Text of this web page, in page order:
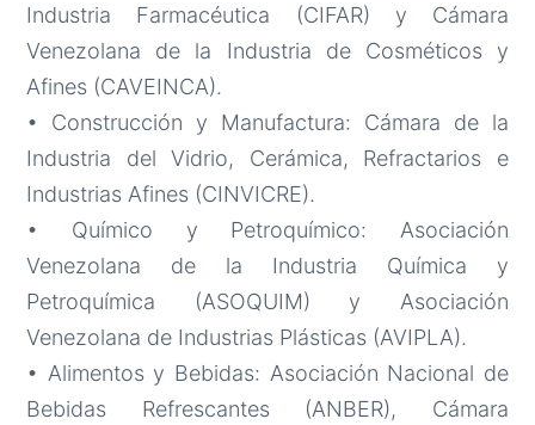
Industria Farmacéutica (CIFAR) y Cámara
Venezolana de la Industria de Cosméticos y
Afines (CAVEINCA).
• Construcción y Manufactura: Cámara de la
Industria del Vidrio, Cerámica, Refractarios e
Industrias Afines (CINVICRE).
• Químico y Petroquímico: Asociación
Venezolana de la Industria Química y
Petroquímica (ASOQUIM) y Asociación
Venezolana de Industrias Plásticas (AVIPLA).
• Alimentos y Bebidas: Asociación Nacional de
Bebidas Refrescantes (ANBER), Cámara